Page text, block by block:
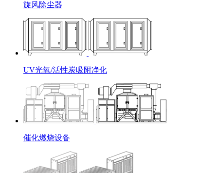
旋风除尘器
UV光氧/活性炭吸附净化
催化燃烧设备